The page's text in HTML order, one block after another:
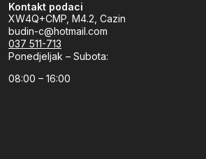
Kontakt podaci
XW4Q+CMP, M4.2, Cazin
budin-c@hotmail.com
037 511-713
Ponedjeljak – Subota:
08:00 – 16:00